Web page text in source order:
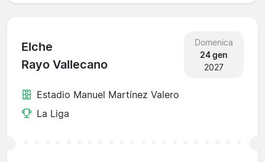
Elche
Rayo Vallecano
Domenica
24 gen
2027
Estadio Manuel Martínez Valero
La Liga